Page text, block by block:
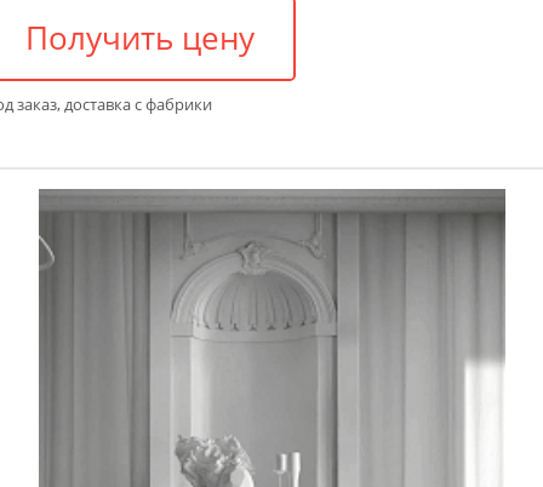
Получить цену
заказ, доставка с фабрики